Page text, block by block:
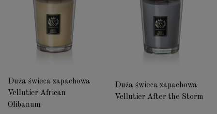
Duża świeca zapachowa
Vellutier African
Olibanum
Duża świeca zapachowa
Vellutier After the Storm